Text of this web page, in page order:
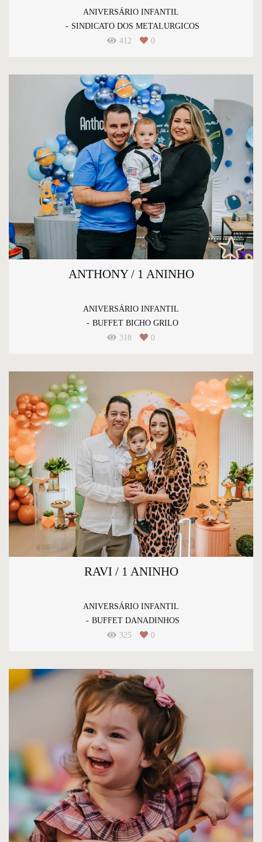
ANIVERSÁRIO INFANTIL
SINDICATO DOS METALURGICOS
412
0
ANTHONY / 1 ANINHO
ANIVERSÁRIO INFANTIL
BUFFET BICHO GRILO
318
0
RAVI / 1 ANINHO
ANIVERSÁRIO INFANTIL
BUFFET DANADINHOS
325
0